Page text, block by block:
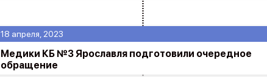
18 апреля, 2023
Медики КБ №3 Ярославля подготовили очередное
обращение